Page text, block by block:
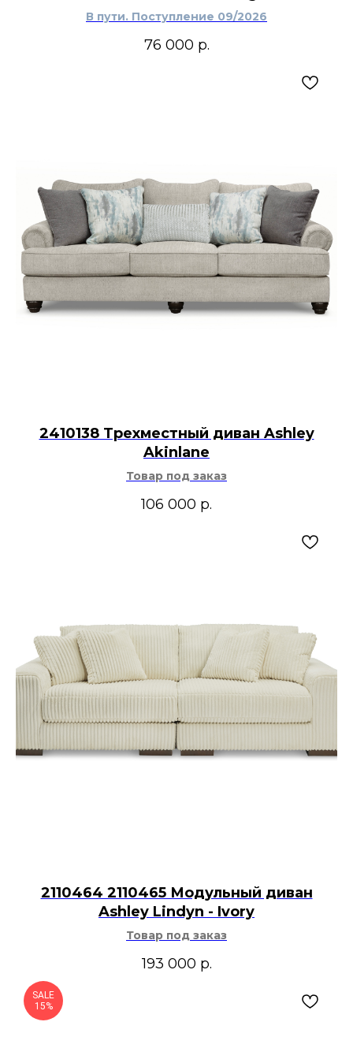
классический, американский,
важны мягкая посадка, декоративные детали,
В пути. Поступление 09/2026
76 000 р.
2410138 Трехместный диван Ashley
Akinlane
Товар под заказ
106 000 р.
2110464 2110465 Модульный диван
Ashley Lindyn - Ivory
Товар под заказ
193 000 р.
SALE
15%